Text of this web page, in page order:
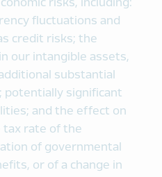
risks, including:
fluctuations and
credit risks; the
our intangible assets,
substantial
potentially significant
and the effect on
tax rate of the
of governmental
or of a change in